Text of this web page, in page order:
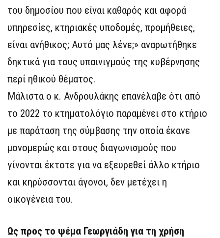
του δημοσίου που είναι καθαρός και αφορά
υπηρεσίες, κτηριακές υποδομές, προμήθειες,
είναι ανήθικος; Αυτό μας λένε;» αναρωτήθηκε
δηκτικά για τους υπαινιγμούς της κυβέρνησης
περί ηθικού θέματος.
Μάλιστα ο κ. Ανδρουλάκης επανέλαβε ότι από
το 2022 το κτηματολόγιο παραμένει στο κτήριο
με παράταση της σύμβασης την οποία έκανε
μονομερώς και στους διαγωνισμούς που
γίνονται έκτοτε για να εξευρεθεί άλλο κτήριο
και κηρύσσονται άγονοι, δεν μετέχει η
οικογένεια του.
Ως προς το ψέμα Γεωργιάδη για τη χρήση